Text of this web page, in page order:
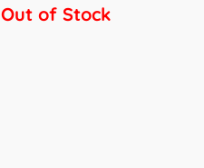
Out of Stock